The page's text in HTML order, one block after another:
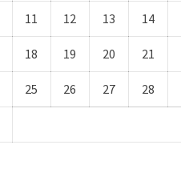
11 12 13 14
18 19 20 21
25 26 27 28